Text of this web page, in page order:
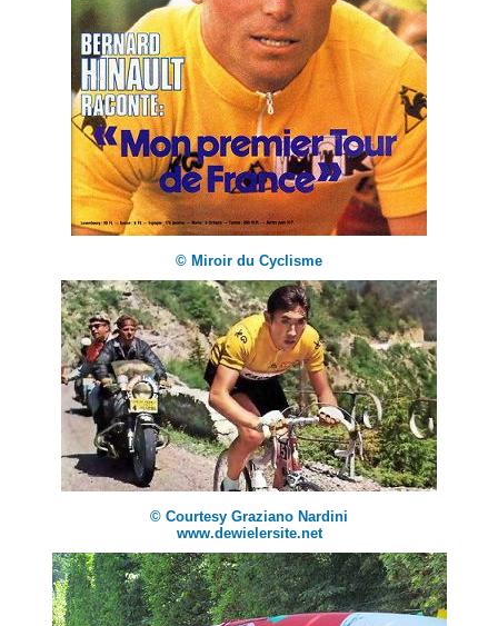
© Miroir du Cyclisme
© Courtesy Graziano Nardini
www.dewielersite.net